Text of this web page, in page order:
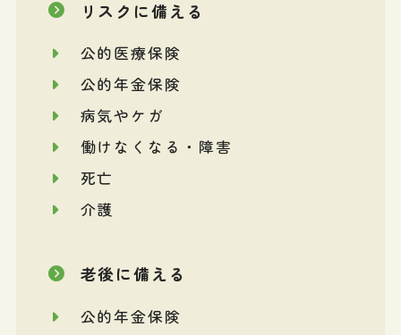
リスクに備える
公的医療保険
公的年金保険
病気やケガ
働けなくなる・障害
死亡
介護
老後に備える
公的年金保険